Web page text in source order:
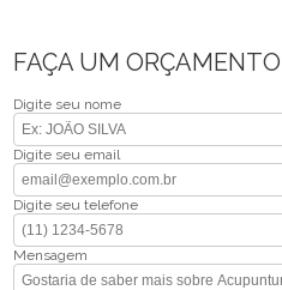
FAÇA UM ORÇAMENTO
Digite seu nome
Digite seu email
Digite seu telefone
Mensagem